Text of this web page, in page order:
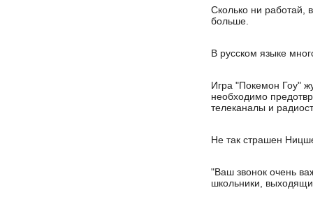
Сколько ни работай,
больше.
В русском языке
Игра "Покемон Гоу"
необходимо
телеканалы и
Не так страшен
"Ваш звонок очень
школьники,